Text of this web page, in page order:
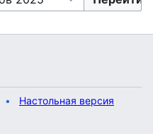
Настольная версия